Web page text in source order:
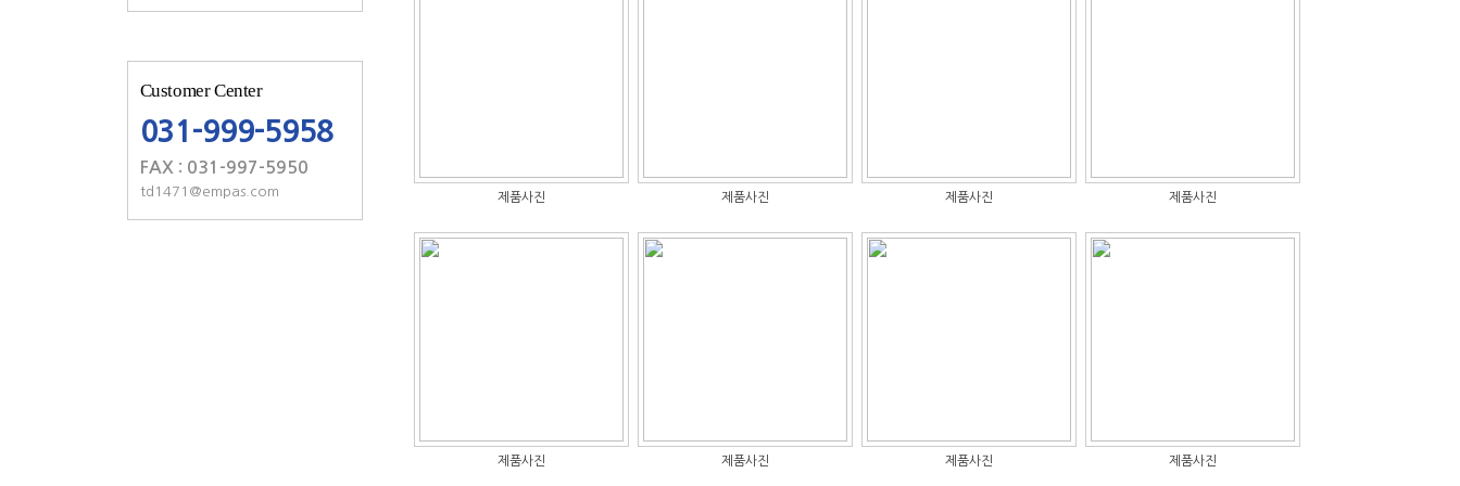
Customer Center
031-999-5958
FAX : 031-997-5950
td1471@empas.com 제품사진 제품사진 제품사진 제품사진
제품사진 제품사진 제품사진 제품사진